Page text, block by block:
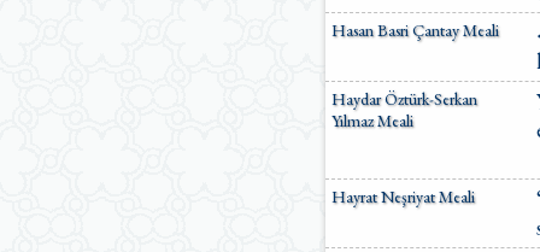
Hasan Basri Çantay Meali
Haydar Öztürk-Serkan
Yılmaz Meali
Hayrat Neşriyat Meali